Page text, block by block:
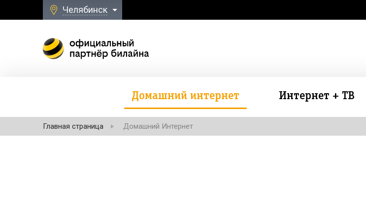
Челябинск
Домашний интернет Интернет + ТВ
Главная страница Домашний Интернет